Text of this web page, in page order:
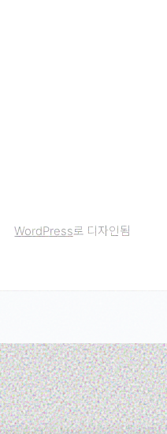
WordPress로 디자인됨